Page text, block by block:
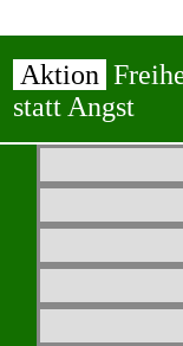
Aktion
statt Angst